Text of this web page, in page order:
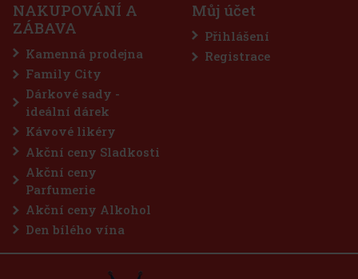
Cask Finish je nejnovější přírůstek
Release. Ve svém posledním
5. edici této řady, se Dr Bill Lumsden
jak jeho bohatý chuťový profil plný tónů
1 625 Kč
NAKUPOVÁNÍ A
ZÁBAVA
Kamenná prodejna
Family City
Dárkové sady -
ideální dárek
Kávové likéry
Akční ceny Sladkosti
Akční ceny
Parfumerie
Akční ceny Alkohol
Den bílého vína
Můj účet
Přihlášení
Registrace